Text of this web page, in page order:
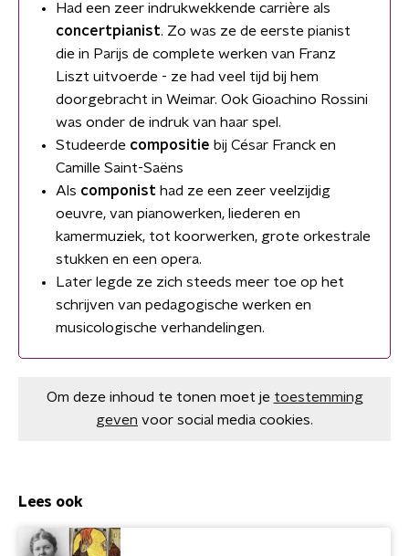
Had een zeer indrukwekkende carrière als
concertpianist. Zo was ze de eerste pianist
die in Parijs de complete werken van Franz
Liszt uitvoerde - ze had veel tijd bij hem
doorgebracht in Weimar. Ook Gioachino Rossini
was onder de indruk van haar spel.
Studeerde compositie bij César Franck en
Camille Saint-Saëns
Als componist had ze een zeer veelzijdig
oeuvre, van pianowerken, liederen en
kamermuziek, tot koorwerken, grote orkestrale
stukken en een opera.
Later legde ze zich steeds meer toe op het
schrijven van pedagogische werken en
musicologische verhandelingen.
Om deze inhoud te tonen moet je toestemming
geven voor social media cookies.
Lees ook